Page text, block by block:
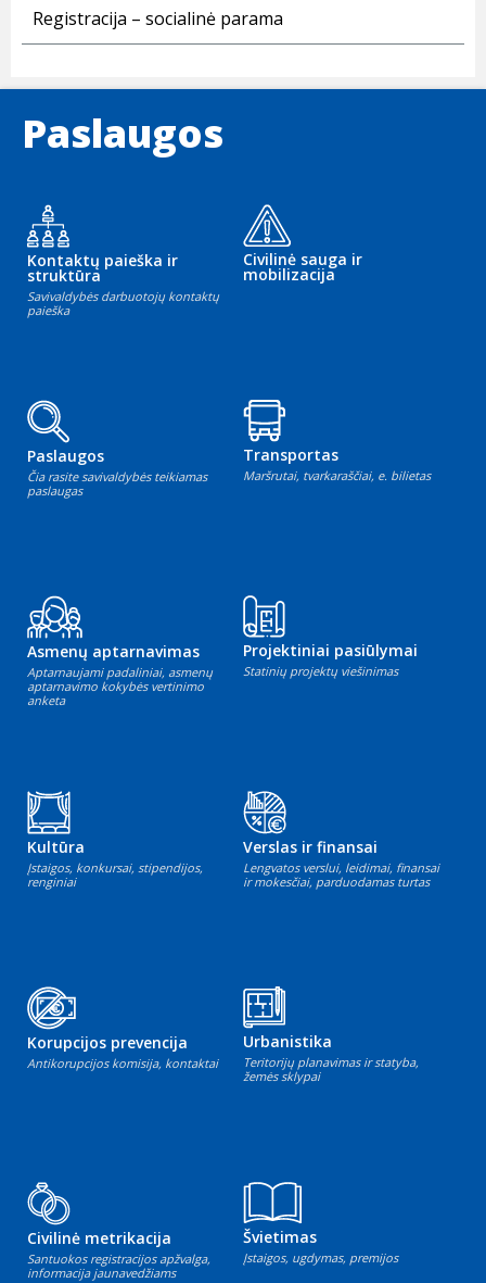
Registracija – socialinė parama
Paslaugos
Kontaktų paieška ir
struktūra
Savivaldybės darbuotojų kontaktų
paieška
Civilinė sauga ir
mobilizacija
Paslaugos
Čia rasite savivaldybės teikiamas
paslaugas
Transportas
Maršrutai, tvarkaraščiai, e. bilietas
Asmenų aptarnavimas
Aptarnaujami padaliniai, asmenų
aptarnavimo kokybės vertinimo
anketa
Projektiniai pasiūlymai
Statinių projektų viešinimas
Kultūra
Įstaigos, konkursai, stipendijos,
renginiai
Verslas ir finansai
Lengvatos verslui, leidimai, finansai
ir mokesčiai, parduodamas turtas
Korupcijos prevencija
Antikorupcijos komisija, kontaktai
Urbanistika
Teritorijų planavimas ir statyba,
žemės sklypai
Civilinė metrikacija
Santuokos registracijos apžvalga,
informacija jaunavedžiams
Švietimas
Įstaigos, ugdymas, premijos